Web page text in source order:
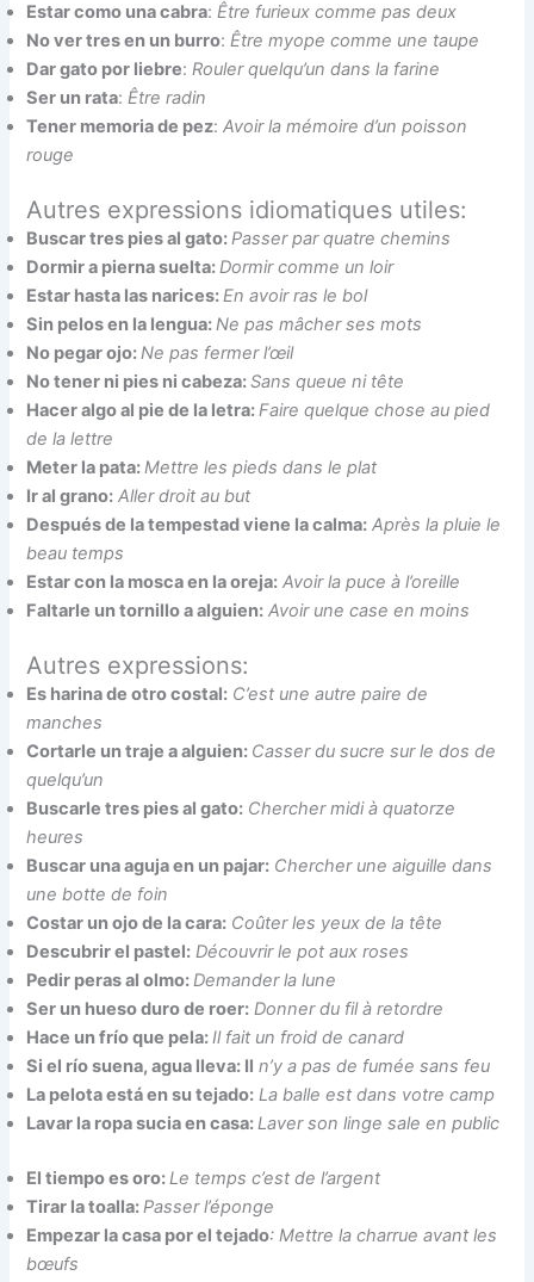
Estar como una cabra:Être furieux comme pas deux
No ver tres en un burro:Être myope comme une taupe
Dar gato por liebre:Rouler quelqu’un dans la farine
Ser un rata:Être radin
Tener memoria de pez:Avoir la mémoire d’un poisson
rouge
Autres expressions idiomatiques utiles:
Buscar tres pies al gato:Passer par quatre chemins
Dormir a pierna suelta:Dormir comme un loir
Estar hasta las narices:En avoir ras le bol
Sin pelos en la lengua:Ne pas mâcher ses mots
No pegar ojo:Ne pas fermer l’œil
No tener ni pies ni cabeza:Sans queue ni tête
Hacer algo al pie de la letra:Faire quelque chose au pied
de la lettre
Meter la pata:Mettre les pieds dans le plat
Ir al grano: Aller droit au but
Después de la tempestad viene la calma: Après la pluie le
beau temps
Estar con la mosca en la oreja: Avoir la puce à l’oreille
Faltarle un tornillo a alguien: Avoir une case en moins
Autres expressions:
Es harina de otro costal: C’est une autre paire de
manches
Cortarle un traje a alguien: Casser du sucre sur le dos de
quelqu’un
Buscarle tres pies al gato: Chercher midi à quatorze
heures
Buscar una aguja en un pajar: Chercher une aiguille dans
une botte de foin
Costar un ojo de la cara: Coûter les yeux de la tête
Descubrir el pastel: Découvrir le pot aux roses
Pedir peras al olmo:Demander la lune
Ser un hueso duro de roer: Donner du fil à retordre
Hace un frío que pela:Il fait un froid de canard
Si el río suena, agua lleva: Il n’y a pas de fumée sans feu
La pelota está en su tejado: La balle est dans votre camp
Lavar la ropa sucia en casa:Laver son linge sale en public
El tiempo es oro:Le temps c’est de l’argent
Tirar la toalla:Passer l’éponge
Empezar la casa por el tejado: Mettre la charrue avant les
bœufs